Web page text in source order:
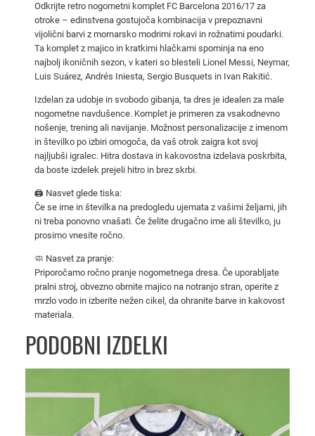
7
–
o
t
Odkrijte retro nogometni komplet FC Barcelona 2016/17 za
otroke – edinstvena gostujoča kombinacija v prepoznavni
vijolični barvi z mornarsko modrimi rokavi in rožnatimi poudarki.
Ta komplet z majico in kratkimi hlačkami spominja na eno
najbolj ikoničnih sezon, v kateri so blesteli Lionel Messi, Neymar,
Luis Suárez, Andrés Iniesta, Sergio Busquets in Ivan Rakitić.
Izdelan za udobje in svobodo gibanja, ta dres je idealen za male
nogometne navdušence. Komplet je primeren za vsakodnevno
nošenje, trening ali navijanje. Možnost personalizacije z imenom
in številko po izbiri omogoča, da vaš otrok zaigra kot svoj
najljubši igralec. Hitra dostava in kakovostna izdelava poskrbita,
da boste izdelek prejeli hitro in brez skrbi.
🖨️ Nasvet glede tiska:
Če se ime in številka na predogledu ujemata z vašimi željami, jih
ni treba ponovno vnašati. Če želite drugačno ime ali številko, ju
prosimo vnesite ročno.
🧼 Nasvet za pranje:
Priporočamo ročno pranje nogometnega dresa. Če uporabljate
pralni stroj, obvezno obrnite majico na notranjo stran, operite z
mrzlo vodo in izberite nežen cikel, da ohranite barve in kakovost
materiala.
PODOBNI IZDELKI